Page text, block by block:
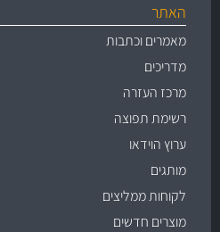
האתר
מאמרים וכתבות
מדריכים
מרכז העזרה
רשימת תפוצה
ערוץ הוידאו
מותגים
לקוחות ממליצים
מוצרים חדשים